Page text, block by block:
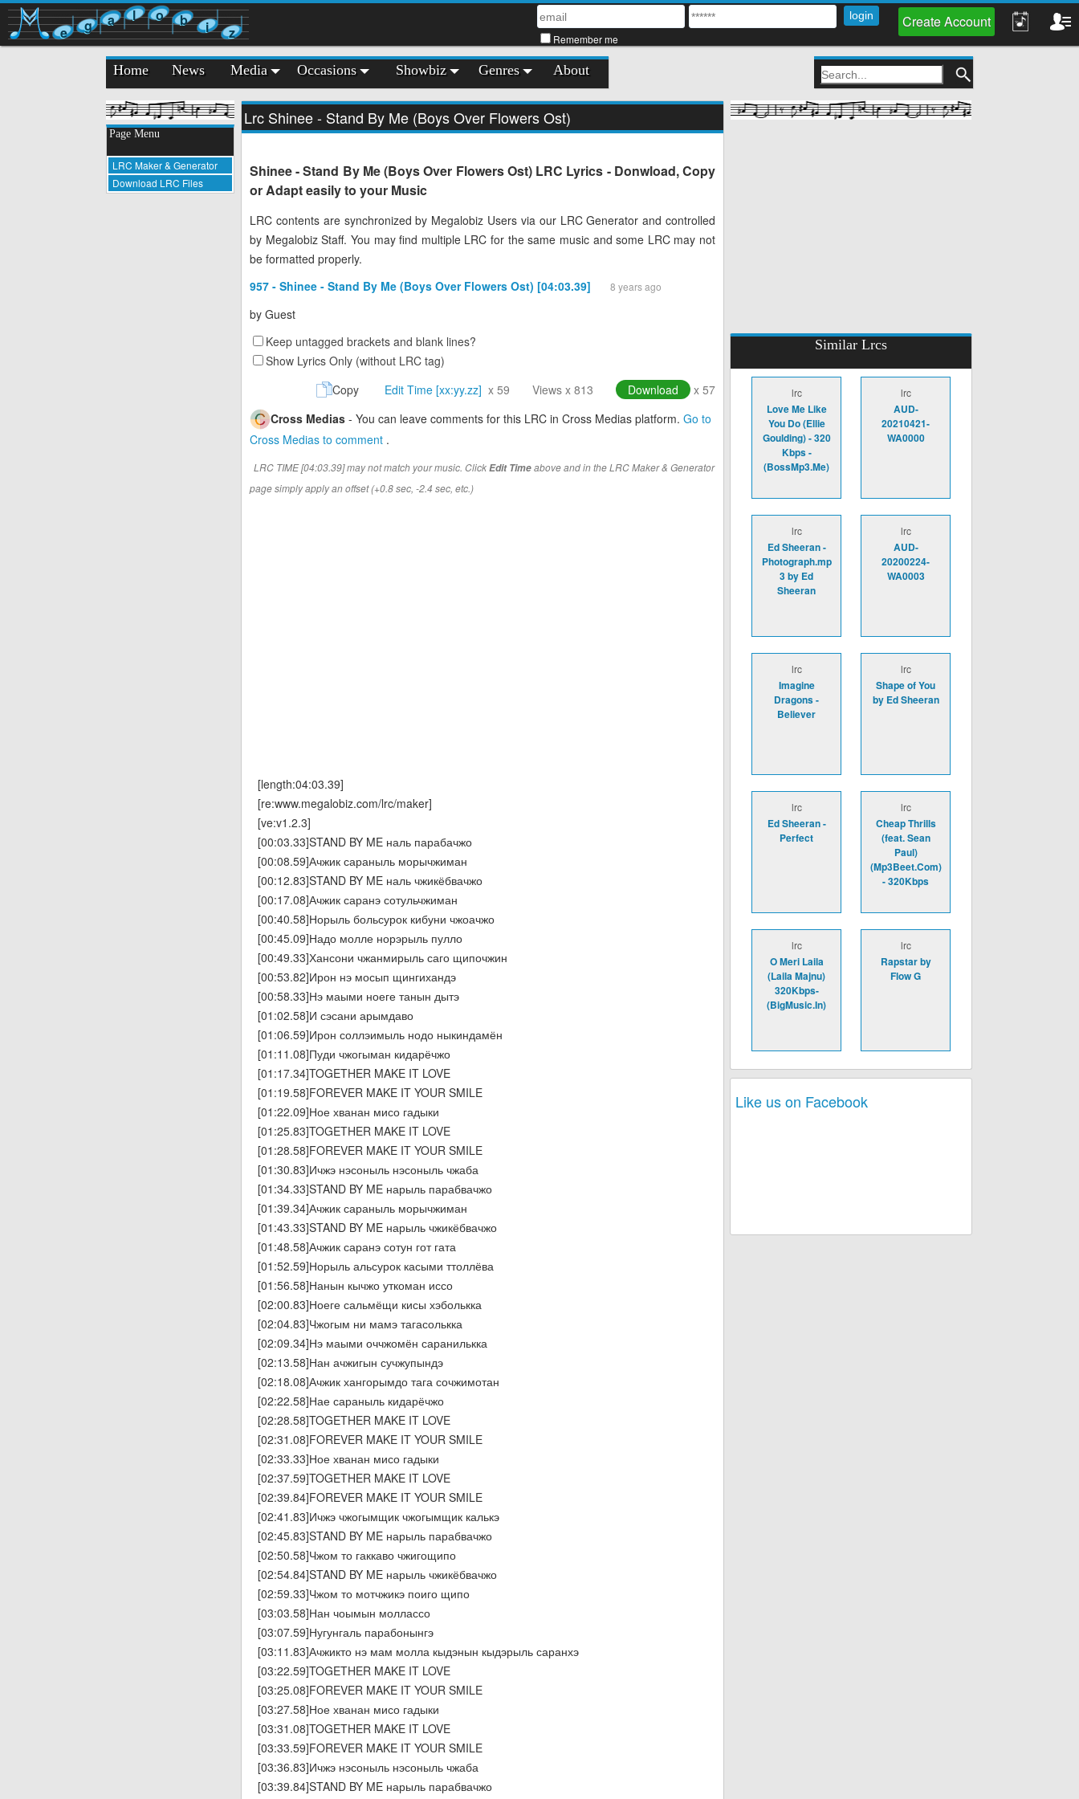
e g a l o b i z Remember me
Create Account
Home News Media Occasions Showbiz Genres About
Page Menu
LRC Maker & Generator
Download LRC Files
Lrc Shinee - Stand By Me (Boys Over Flowers Ost)
Shinee - Stand By Me (Boys Over Flowers Ost) LRC Lyrics - Donwload, Copy
or Adapt easily to your Music
LRC contents are synchronized by Megalobiz Users via our LRC Generator and controlled
by Megalobiz Staff. You may find multiple LRC for the same music and some LRC may not
be formatted properly.
957 - Shinee - Stand By Me (Boys Over Flowers Ost) [04:03.39]
8 years ago
by Guest
Keep untagged brackets and blank lines?
Show Lyrics Only (without LRC tag)
Copy
Edit Time [xx:yy.zz] x 59 Views x 813 Download
x 57
Cross Medias - You can leave comments for this LRC in Cross Medias platform. Go to
Cross Medias to comment .
LRC TIME [04:03.39] may not match your music. ClickEdit Timeabove and in the LRC Maker & Generator
page simply apply an offset (+0.8 sec, -2.4 sec, etc.)
[length:04:03.39]
[re:www.megalobiz.com/lrc/maker]
[ve:v1.2.3]
[00:03.33]STAND BY ME наль парабачжо
[00:08.59]Ачжик сараныль морычжиман
[00:12.83]STAND BY ME наль чжикёбвачжо
[00:17.08]Ачжик саранэ сотульчжиман
[00:40.58]Норыль больсурок кибуни чжоачжо
[00:45.09]Надо молле норэрыль пулло
[00:49.33]Хансони чжанмирыль саго щипочжин
[00:53.82]Ирон нэ мосып щингихандэ
[00:58.33]Нэ маыми ноеге танын дытэ
[01:02.58]И сэсани арымдаво
[01:06.59]Ирон соллэимыль нодо ныкиндамён
[01:11.08]Пуди чжогыман кидарёчжо
[01:17.34]TOGETHER MAKE IT LOVE
[01:19.58]FOREVER MAKE IT YOUR SMILE
[01:22.09]Ное хванан мисо гадыки
[01:25.83]TOGETHER MAKE IT LOVE
[01:28.58]FOREVER MAKE IT YOUR SMILE
[01:30.83]Ичжэ нэсоныль нэсоныль чжаба
[01:34.33]STAND BY ME нарыль парабвачжо
[01:39.34]Ачжик сараныль морычжиман
[01:43.33]STAND BY ME нарыль чжикёбвачжо
[01:48.58]Ачжик саранэ сотун гот гата
[01:52.59]Норыль альсурок касыми ттоллёва
[01:56.58]Нанын кычжо уткоман иссо
[02:00.83]Ноеге сальмёщи кисы хэболькка
[02:04.83]Чжогым ни мамэ тагасолькка
[02:09.34]Нэ маыми оччжомён саранилькка
[02:13.58]Нан ачжигын сучжупындэ
[02:18.08]Ачжик хангорымдо тага сочжимотан
[02:22.58]Нае сараныль кидарёчжо
[02:28.58]TOGETHER MAKE IT LOVE
[02:31.08]FOREVER MAKE IT YOUR SMILE
[02:33.33]Ное хванан мисо гадыки
[02:37.59]TOGETHER MAKE IT LOVE
[02:39.84]FOREVER MAKE IT YOUR SMILE
[02:41.83]Ичжэ чжогымщик чжогымщик калькэ
[02:45.83]STAND BY ME нарыль парабвачжо
[02:50.58]Чжом то гаккаво чжигощипо
[02:54.84]STAND BY ME нарыль чжикёбвачжо
[02:59.33]Чжом то мотчжикэ поиго щипо
[03:03.58]Нан чоымын моллассо
[03:07.59]Нугунгаль парабонынгэ
[03:11.83]Ачжикто нэ мам молла кыдэнын кыдэрыль саранхэ
[03:22.59]TOGETHER MAKE IT LOVE
[03:25.08]FOREVER MAKE IT YOUR SMILE
[03:27.58]Ное хванан мисо гадыки
[03:31.08]TOGETHER MAKE IT LOVE
[03:33.59]FOREVER MAKE IT YOUR SMILE
[03:36.83]Ичжэ нэсоныль нэсоныль чжаба
[03:39.84]STAND BY ME нарыль парабвачжо
Similar Lrcs
lrc
Love Me Like
You Do (Ellie
Goulding) - 320
Kbps -
(BossMp3.Me)
lrc
AUD-
20210421-
WA0000
lrc
Ed Sheeran -
Photograph.mp
3 by Ed
Sheeran
lrc
AUD-
20200224-
WA0003
lrc
Imagine
Dragons -
Believer
lrc
Shape of You
by Ed Sheeran
lrc
Ed Sheeran -
Perfect
lrc
Cheap Thrills
(feat. Sean
Paul)
(Mp3Beet.Com)
- 320Kbps
lrc
O Meri Laila
(Laila Majnu)
320Kbps-
(BigMusic.In)
lrc
Rapstar by
Flow G
Like us on Facebook